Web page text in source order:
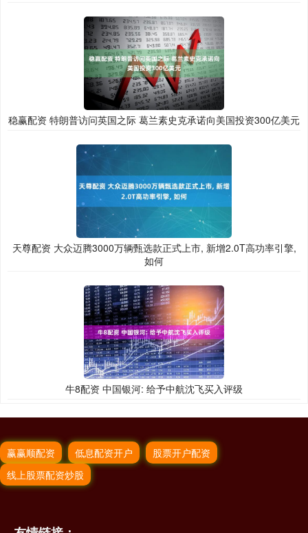
稳赢配资 特朗普访问英国之际 葛兰素史克承诺向美国投资300亿美元
天尊配资 大众迈腾3000万辆甄选款正式上市, 新增2.0T高功率引擎,
如何
牛8配资 中国银河: 给予中航沈飞买入评级
赢赢顺配资 低息配资开户
股票开户配资
线上股票配资炒股